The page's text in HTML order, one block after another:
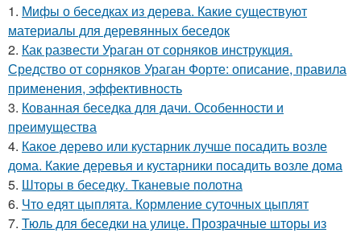
1. Мифы о беседках из дерева. Какие существуют
материалы для деревянных беседок
2. Как развести Ураган от сорняков инструкция.
Средство от сорняков Ураган Форте: описание, правила
применения, эффективность
3. Кованная беседка для дачи. Особенности и
преимущества
4. Какое дерево или кустарник лучше посадить возле
дома. Какие деревья и кустарники посадить возле дома
5. Шторы в беседку. Тканевые полотна
6. Что едят цыплята. Кормление суточных цыплят
7. Тюль для беседки на улице. Прозрачные шторы из